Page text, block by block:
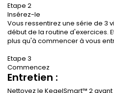
Etape 2
Insérez-le
Vous ressentirez une série de 3
début de la routine d'exercices.
plus qu'à commencer à vous
Etape 3
Commencez
Entretien :
Nettoyez le KegelSmart™ 2